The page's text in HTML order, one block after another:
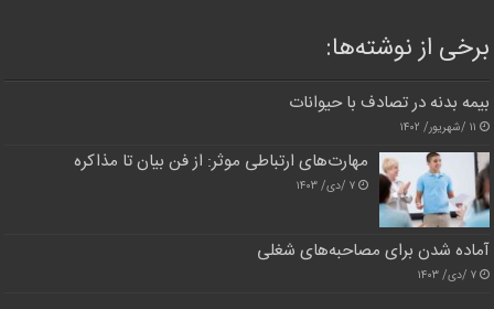
برخی از نوشته‌ها:
بیمه بدنه در تصادف با حیوانات
۱۱ /شهریور/ ۱۴۰۲
مهارت‌های ارتباطی موثر: از فن بیان تا مذاکره
۷ /دی/ ۱۴۰۳
آماده شدن برای مصاحبه‌های شغلی
۷ /دی/ ۱۴۰۳